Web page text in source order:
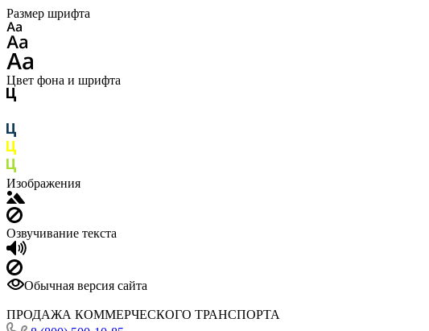
Размер шрифта
Цвет фона и шрифта
Изображения
Озвучивание текста
Обычная версия сайта
ПРОДАЖА КОММЕРЧЕСКОГО ТРАНСПОРТА